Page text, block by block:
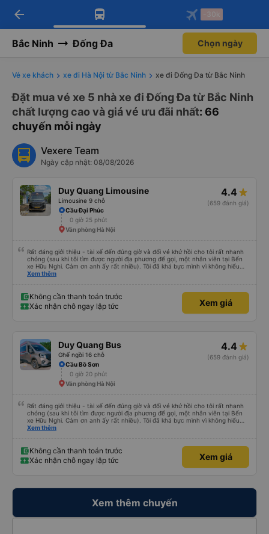
Tải app Vexere ngay!
Nhận ưu đãi thành viên độc
Mở app
Tải app Vexere
-30k/ghế khi đặt vé máy bay qua
Mở app
arrow_back -30k
Bắc Ninh Đống Đa Chọn ngày
Vé xe khách xe đi Hà Nội từ Bắc Ninh xe đi Đống Đa từ Bắc Ninh
Đặt mua vé xe 5 nhà xe đi Đống Đa từ Bắc Ninh
chất lượng cao và giá vé ưu đãi nhất: 66
chuyến mỗi ngày
Vexere Team
Ngày cập nhật: 08/08/2026
Duy Quang Limousine
Limousine 9 chỗ
4.4
(659 đánh giá)
Cầu Đại Phúc
0 giờ 25 phút
Văn phòng Hà Nội
Rất đáng giới thiệu - tài xế đến đúng giờ và đổi vé khứ hồi cho tôi rất nhanh
chóng (sau khi tôi tìm được người địa phương để gọi, một nhân viên tại Bến
xe Hữu Nghi. Cảm ơn anh ấy rất nhiều). Tôi đã khá bực mình vì không hiểu
sao tài xế không đến đón tôi về Hà Nội, cuối cùng được biết là tôi đã đặt
đặt trước. Bài học rút ra - hãy kiểm tra kỹ trước khi đặt vé, tốt nhất là khi
bạn không còn buồn ngủ.
Xem thêm
Không cần thanh toán trước
Xác nhận chỗ ngay lập tức
Xem giá
Duy Quang Bus
Ghế ngồi 16 chỗ
4.4
(659 đánh giá)
Cầu Bồ Sơn
0 giờ 20 phút
Văn phòng Hà Nội
Rất đáng giới thiệu - tài xế đến đúng giờ và đổi vé khứ hồi cho tôi rất nhanh
chóng (sau khi tôi tìm được người địa phương để gọi, một nhân viên tại Bến
xe Hữu Nghi. Cảm ơn anh ấy rất nhiều). Tôi đã khá bực mình vì không hiểu
sao tài xế không đến đón tôi về Hà Nội, cuối cùng được biết là tôi đã đặt
đặt trước. Bài học rút ra - hãy kiểm tra kỹ trước khi đặt vé, tốt nhất là khi
bạn không còn buồn ngủ.
Xem thêm
Không cần thanh toán trước
Xác nhận chỗ ngay lập tức
Xem giá
Xem thêm chuyến